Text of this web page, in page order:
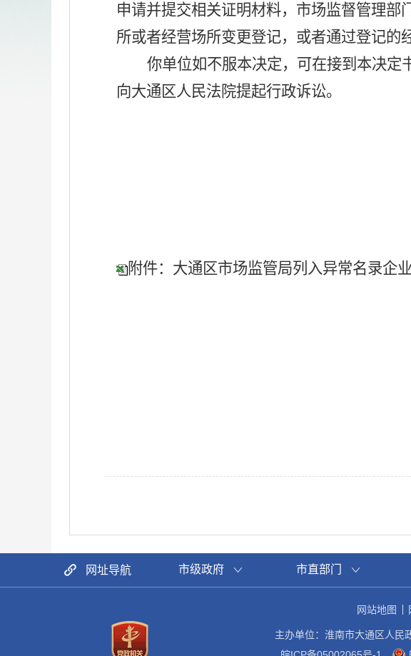
申请并提交相关证明材料，市场监督管理
所或者经营场所变更登记，或者通过登记的
你单位如不服本决定，可在接到本决定
向大通区人民法院提起行政诉讼。
附件：大通区市场监管局列入异常名录企
网址导航 市级政府 市直部门
网站地图
主办单位：淮南市大通区人民